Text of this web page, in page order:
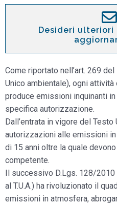
Desideri ulteriori
Come riportato nell’art. 269
Unico ambientale), ogni
produce emissioni inquinanti
specifica autorizzazione.
Dall’entrata in vigore del
autorizzazioni alle emissioni
di 15 anni oltre la quale
competente.
Il successivo D.Lgs. 128/2010
al T.U.A.) ha rivoluzionato il
emissioni in atmosfera,